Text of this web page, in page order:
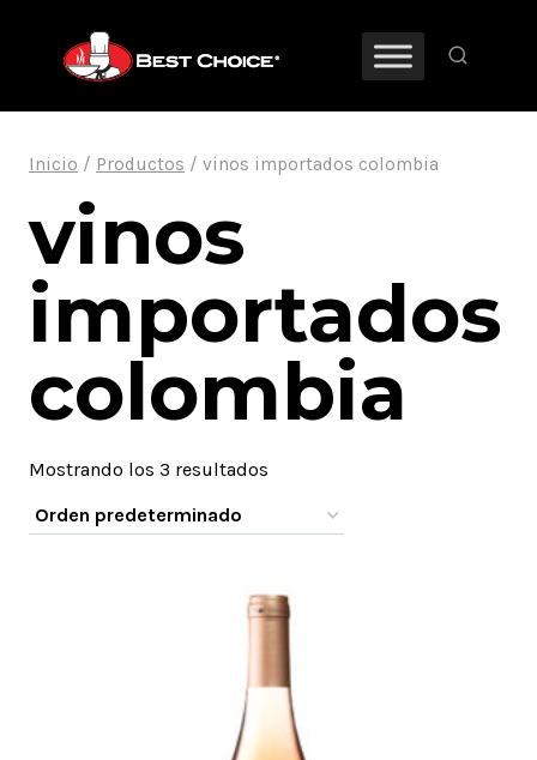
contenido
Inicio / Productos / vinos importados colombia
vinos
importados
colombia
Mostrando los 3 resultados